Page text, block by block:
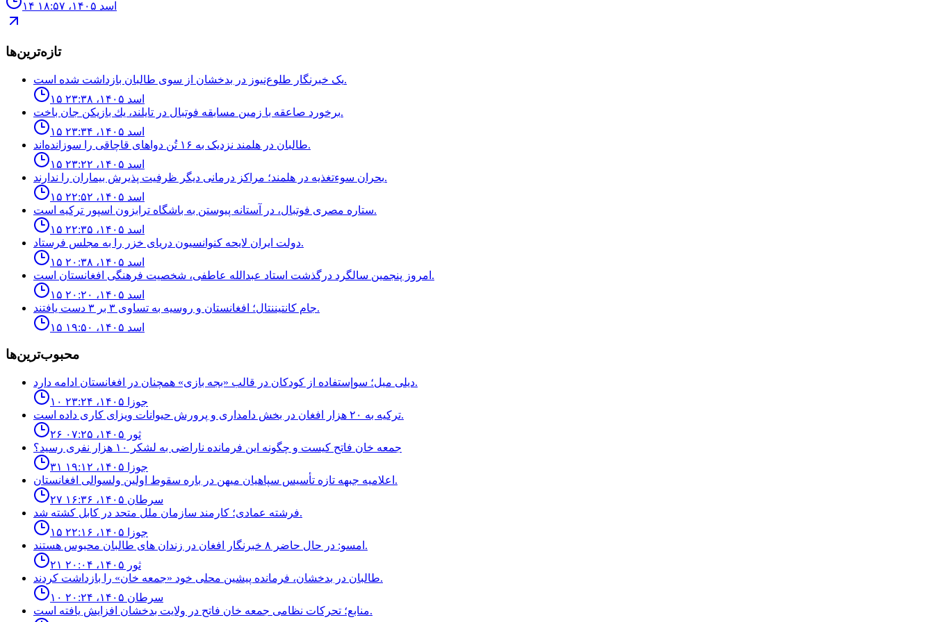
۱۴ اسد ۱۴۰۵، ۱۸:۵۷
تازه‌ترین‌ها
یک خبرنگار طلوع‌نیوز در بدخشان از سوی طالبان بازداشت شده است.
۱۵ اسد ۱۴۰۵، ۲۳:۳۸
برخورد صاعقه با زمين مسابقه فوتبال در تايلند، يك بازيكن جان باخت.
۱۵ اسد ۱۴۰۵، ۲۳:۳۴
طالبان در هلمند نزدیک به ۱۶ تُن دواهای قاچاقی را سوزانده‌اند.
۱۵ اسد ۱۴۰۵، ۲۳:۲۲
بحران سوءتغذیه در هلمند؛ مراکز درمانی دیگر ظرفیت پذیرش بیماران را ندارند.
۱۵ اسد ۱۴۰۵، ۲۲:۵۲
ستاره مصرى فوتبال، در آستانه پيوستن به باشگاه ترابزون اسپور تركيه است.
۱۵ اسد ۱۴۰۵، ۲۲:۳۵
دولت ايران لايحه كنوانسيون درياى خزر را به مجلس فرستاد.
۱۵ اسد ۱۴۰۵، ۲۰:۳۸
امروز پنجمین سالگرد درگذشت استاد عبدالله عاطفی، شخصیت فرهنگی افغانستان است.
۱۵ اسد ۱۴۰۵، ۲۰:۲۰
جام كانتيننتال؛ افغانستان و روسيه به تساوى ٣ بر ٣ دست يافتند.
۱۵ اسد ۱۴۰۵، ۱۹:۵۰
محبوب‌ترین‌ها
ديلى ميل؛ سوإستفاده از كودكان در قالب «بجه بازى» همچنان در افغانستان ادامه دارد.
۱۰ جوزا ۱۴۰۵، ۲۳:۲۴
ترکیه به ۲۰ هزار افغان در بخش دامداری و پرورش حیوانات ویزای کاری داده است.
۲۶ ثور ۱۴۰۵، ۰۷:۲۵
جمعه خان فاتح كيست و چگونه اين فرمانده ناراضى به لشكر ١٠ هزار نفرى رسيد؟
۳۱ جوزا ۱۴۰۵، ۱۹:۱۲
اعلاميه جبهه تازه تأسيس سپاهيان ميهن در باره سقوط اولين ولسوالى افغانستان.
۲۷ سرطان ۱۴۰۵، ۱۶:۳۶
فرشته عمادى؛ كارمند سازمان ملل متحد در كابل كشته شد.
۱۵ جوزا ۱۴۰۵، ۲۲:۱۶
امسو: در حال حاضر ۸ خبرنگار افغان در زندان‌ های طالبان محبوس هستند.
۲۱ ثور ۱۴۰۵، ۲۰:۰۴
طالبان در بدخشان، فرمانده پیشین محلی خود «جمعه خان» را بازداشت کردند.
۱۰ سرطان ۱۴۰۵، ۲۰:۲۴
منابع؛ تحركات نظامى جمعه خان فاتح در ولايت بدخشان افزايش يافته است.